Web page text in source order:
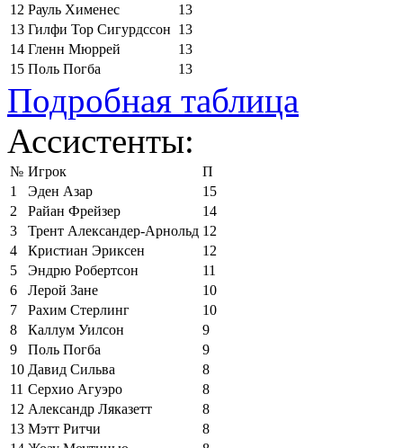
12 Рауль Хименес
13
13 Гилфи Тор Сигурдссон 13
14 Гленн Мюррей
13
15 Поль Погба 13
Подробная таблица
Ассистенты:
№ Игрок
П
1
Эден Азар
15
2
Райан Фрейзер
14
3
Трент Александер-Арнольд 12
4
Кристиан Эриксен
12
5
Эндрю Робертсон
11
6
Лерой Зане
10
7
Рахим Стерлинг
10
8
Каллум Уилсон
9
9
Поль Погба
9
10 Давид Сильва
8
11 Серхио Агуэро
8
12 Александр Ляказетт
8
13 Мэтт Ритчи
8